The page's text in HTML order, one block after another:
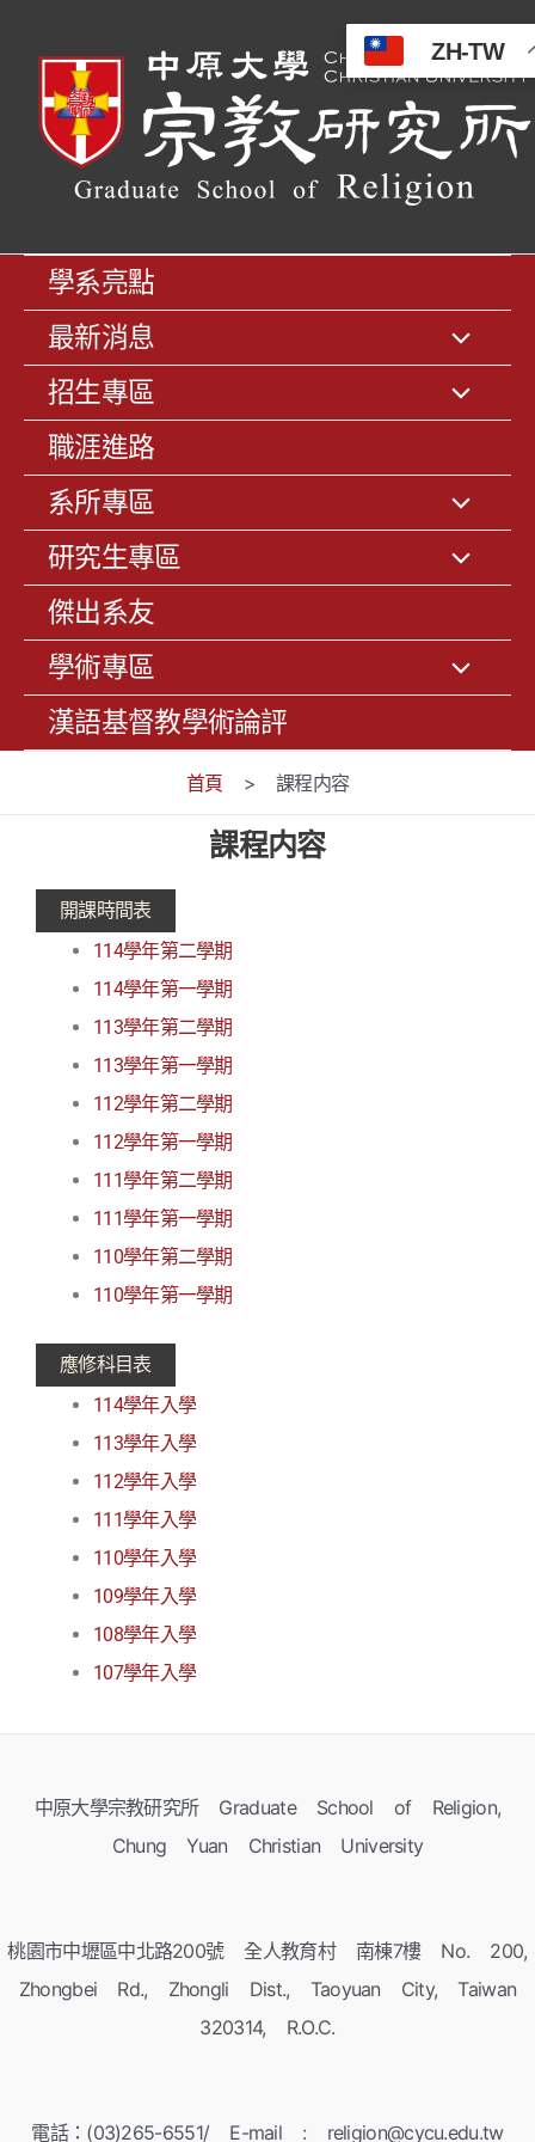
學系亮點
最新消息
招生專區
職涯進路
系所專區
研究生專區
傑出系友
學術專區
漢語基督教學術論評
首頁 > 課程内容
課程内容
開課時間表
114學年第二學期
114學年第一學期
113學年第二學期
113學年第一學期
112學年第二學期
112學年第一學期
111學年第二學期
111學年第一學期
110學年第二學期
110學年第一學期
應修科目表
114學年入學
113學年入學
112學年入學
111學年入學
110學年入學
109學年入學
108學年入學
107學年入學
中原大學宗教研究所 Graduate School of Religion,
Chung Yuan Christian University
桃園市中壢區中北路200號 全人教育村 南棟7樓 No. 200,
Zhongbei Rd., Zhongli Dist., Taoyuan City, Taiwan
320314, R.O.C.
電話：(03)265-6551/ E-mail : religion@cycu.edu.tw
ZH-TW